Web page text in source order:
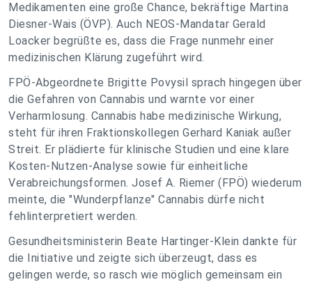
Medikamenten eine große Chance, bekräftige Martina
Diesner-Wais (ÖVP). Auch NEOS-Mandatar Gerald
Loacker begrüßte es, dass die Frage nunmehr einer
medizinischen Klärung zugeführt wird.
FPÖ-Abgeordnete Brigitte Povysil sprach hingegen über
die Gefahren von Cannabis und warnte vor einer
Verharmlosung. Cannabis habe medizinische Wirkung,
steht für ihren Fraktionskollegen Gerhard Kaniak außer
Streit. Er plädierte für klinische Studien und eine klare
Kosten-Nutzen-Analyse sowie für einheitliche
Verabreichungsformen. Josef A. Riemer (FPÖ) wiederum
meinte, die "Wunderpflanze" Cannabis dürfe nicht
fehlinterpretiert werden.
Gesundheitsministerin Beate Hartinger-Klein dankte für
die Initiative und zeigte sich überzeugt, dass es
gelingen werde, so rasch wie möglich gemeinsam ein